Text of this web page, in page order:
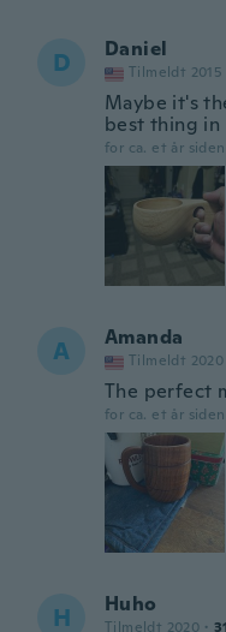
D Daniel
Tilmeldt 2015
Maybe it's
best thing
for ca. et år siden
A Amanda
Tilmeldt 2020
The perfect
for ca. et år siden
H Huho
Tilmeldt 2020 ·